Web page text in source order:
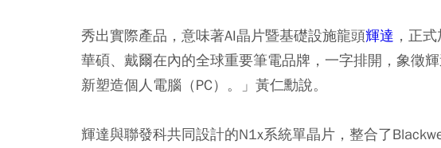
秀出實際產品，意味著AI晶片暨基礎設施龍頭輝達 ，正
華碩、戴爾在內的全球重要筆電品牌，一字排開，象徵
新塑造個人電腦（PC）。」黃仁勳說。
輝達與聯發科共同設計的N1x系統單晶片，整合了